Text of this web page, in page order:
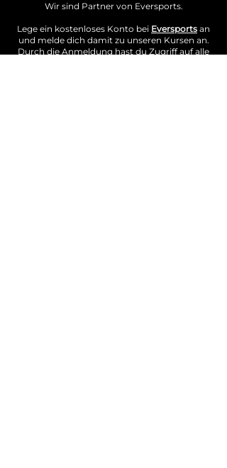
Wir sind Partner von Eversports.
Lege ein kostenloses Konto bei Eversports an
und melde dich damit zu unseren Kursen an.
Durch die Anmeldung hast du Zugriff auf alle